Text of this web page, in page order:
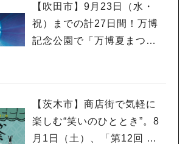
【吹田市】9月23日（水・
祝）までの計27日間！万博
記念公園で「万博夏まつり2
【茨木市】商店街で気軽に
楽しむ“笑いのひととき”。8
月1日（土）、「第12回 い